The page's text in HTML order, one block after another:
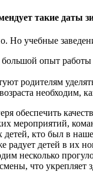
такие даты
Но учебные
опыт работы
родителям
обеспечить
мероприятий,
детей, кто был в
радует детей в их
несколько
что укрепляет